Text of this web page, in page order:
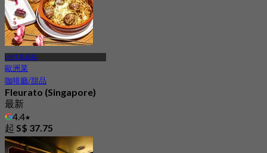
MRT 烏節站
歐洲菜
咖啡廳/甜品
Fleurato (Singapore)
最新
4.4
起 S$ 37.75